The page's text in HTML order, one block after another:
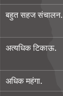
बहुत सहज संचालन.
अत्यधिक टिकाऊ.
अधिक महंगा.